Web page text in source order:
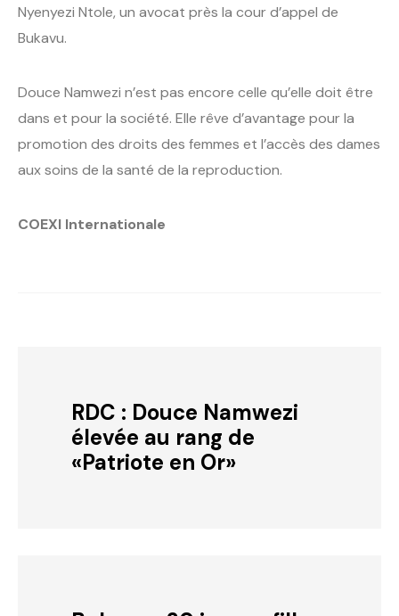
Nyenyezi Ntole, un avocat près la cour d’appel de
Bukavu.
Douce Namwezi n’est pas encore celle qu’elle doit être
dans et pour la société. Elle rêve d’avantage pour la
promotion des droits des femmes et l’accès des dames
aux soins de la santé de la reproduction.
COEXI Internationale
RDC : Douce Namwezi
élevée au rang de
«Patriote en Or»